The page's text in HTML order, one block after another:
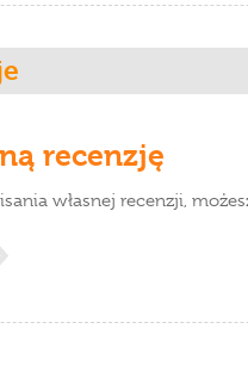
recenzję
własnej recenzji,